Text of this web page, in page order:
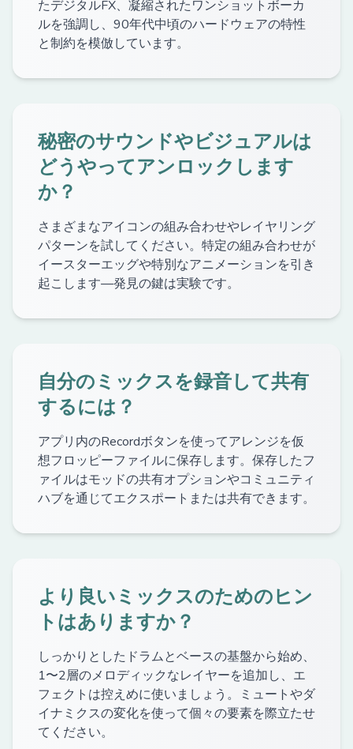
たデジタルFX、凝縮されたワンショットボーカ
ルを強調し、90年代中頃のハードウェアの特性
と制約を模倣しています。
秘密のサウンドやビジュアルは
どうやってアンロックします
か？
さまざまなアイコンの組み合わせやレイヤリング
パターンを試してください。特定の組み合わせが
イースターエッグや特別なアニメーションを引き
起こします—発見の鍵は実験です。
自分のミックスを録音して共有
するには？
アプリ内のRecordボタンを使ってアレンジを仮
想フロッピーファイルに保存します。保存したフ
ァイルはモッドの共有オプションやコミュニティ
ハブを通じてエクスポートまたは共有できます。
より良いミックスのためのヒン
トはありますか？
しっかりとしたドラムとベースの基盤から始め、
1〜2層のメロディックなレイヤーを追加し、エ
フェクトは控えめに使いましょう。ミュートやダ
イナミクスの変化を使って個々の要素を際立たせ
てください。